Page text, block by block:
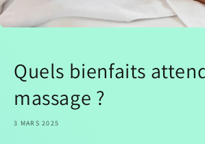
Quels bienfaits
massage ?
3 MARS 2025